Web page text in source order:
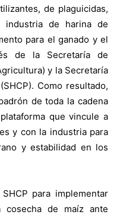
de plaguicidas,
industria de harina de
para el ganado y el
de la Secretaría de
y la Secretaría
Como resultado,
de toda la cadena
que vincule a
y con la industria para
y estabilidad en los
para implementar
cosecha de maíz ante